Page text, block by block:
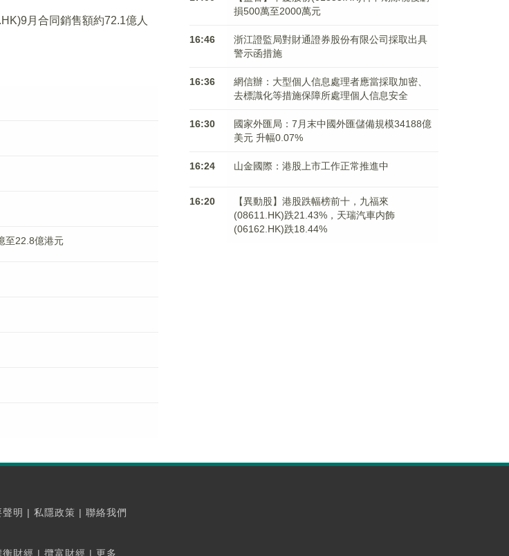
月合同銷售額約72.1億人
至22.8億港元
損500萬至2000萬元
16:46
浙江證監局對財通證券股份有限公司採取出具
警示函措施
16:36
網信辦：大型個人信息處理者應當採取加密、
去標識化等措施保障所處理個人信息安全
16:30
國家外匯局：7月末中國外匯儲備規模34188億
美元 升幅0.07%
16:24 山金國際：港股上市工作正常推進中
16:20
【異動股】港股跌幅榜前十，九福來
(08611.HK)跌21.43%，天瑞汽車内飾
(06162.HK)跌18.44%
明 | 私隱政策 | 聯絡我們
衡財經 | 攬富財經 | 更多...